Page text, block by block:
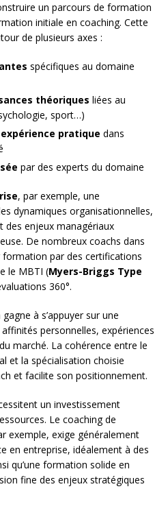
un parcours de formation
initiale en coaching. Cette
de plusieurs axes :
spécifiques au domaine
théoriques liées au
sport…)
expérience pratique dans
par des experts du domaine
, par exemple, une
dynamiques organisationnelles,
des enjeux managériaux
De nombreux coachs dans
par des certifications
le MBTI (Myers-Briggs Type
360°.
à s’appuyer sur une
personnelles, expériences
marché. La cohérence entre le
et la spécialisation choisie
et facilite son positionnement.
un investissement
Le coaching de
exemple, exige généralement
en entreprise, idéalement à des
qu’une formation solide en
fine des enjeux stratégiques